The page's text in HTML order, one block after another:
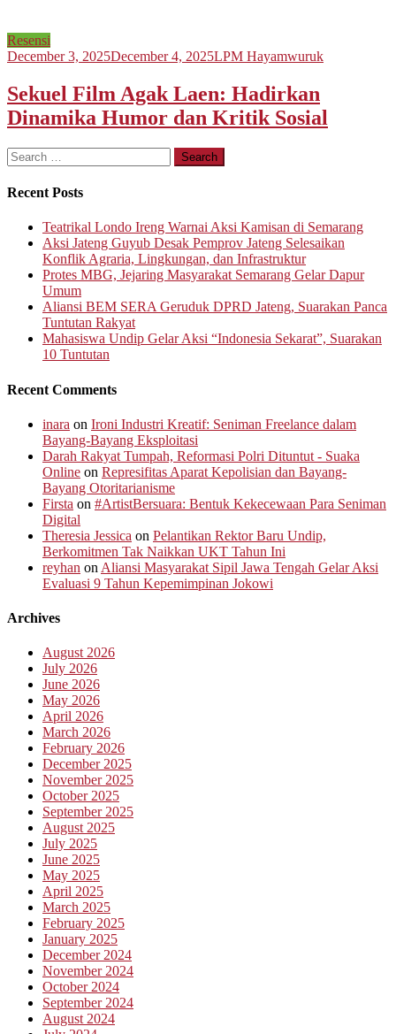
Resensi
December 3, 2025December 4, 2025LPM Hayamwuruk
Sekuel Film Agak Laen: Hadirkan
Dinamika Humor dan Kritik Sosial
Search
for:
Recent Posts
Teatrikal Londo Ireng Warnai Aksi Kamisan di Semarang
Aksi Jateng Guyub Desak Pemprov Jateng Selesaikan
Konflik Agraria, Lingkungan, dan Infrastruktur
Protes MBG, Jejaring Masyarakat Semarang Gelar Dapur
Umum
Aliansi BEM SERA Geruduk DPRD Jateng, Suarakan Panca
Tuntutan Rakyat
Mahasiswa Undip Gelar Aksi “Indonesia Sekarat”, Suarakan
10 Tuntutan
Recent Comments
inara on Ironi Industri Kreatif: Seniman Freelance dalam
Bayang-Bayang Eksploitasi
Darah Rakyat Tumpah, Reformasi Polri Dituntut - Suaka
Online on Represifitas Aparat Kepolisian dan Bayang-
Bayang Otoritarianisme
Firsta on #ArtistBersuara: Bentuk Kekecewaan Para Seniman
Digital
Theresia Jessica on Pelantikan Rektor Baru Undip,
Berkomitmen Tak Naikkan UKT Tahun Ini
reyhan on Aliansi Masyarakat Sipil Jawa Tengah Gelar Aksi
Evaluasi 9 Tahun Kepemimpinan Jokowi
Archives
August 2026
July 2026
June 2026
May 2026
April 2026
March 2026
February 2026
December 2025
November 2025
October 2025
September 2025
August 2025
July 2025
June 2025
May 2025
April 2025
March 2025
February 2025
January 2025
December 2024
November 2024
October 2024
September 2024
August 2024